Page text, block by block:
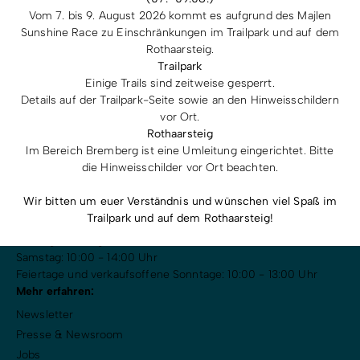
Tourenportal
Vom 7. bis 9. August 2026 kommt es aufgrund des Majlen
Sunshine Race zu Einschränkungen im Trailpark und auf dem
Rothaarsteig.
Trailpark
Einige Trails sind zeitweise gesperrt.
Details auf der Trailpark-Seite sowie an den Hinweisschildern
vor Ort.
Rothaarsteig
Im Bereich Bremberg ist eine Umleitung eingerichtet. Bitte
die Hinweisschilder vor Ort beachten.
Wir bitten um euer Verständnis und wünschen viel Spaß im
Trailpark und auf dem Rothaarsteig!
Du hast Fragen? Ruf uns doch direkt an!
Impressum Datenschutz
Digitale Barrierefreiheit
Widerruf Kaufvertrag Artikel & Gutscheine
Widerruf Versicherungsvertrag
Winterberg Touristik und Wirtschaft GmbH
59955 Winterberg
info(at)winterberg.de
Samstag: 10:00 - 14:00 Uhr
Feiertage und verkaufsoffene Sonntage: 10:00 - 13:00 Uhr
Mehr erfahren:
Newsletter
Presse & Newsroom
Jobs